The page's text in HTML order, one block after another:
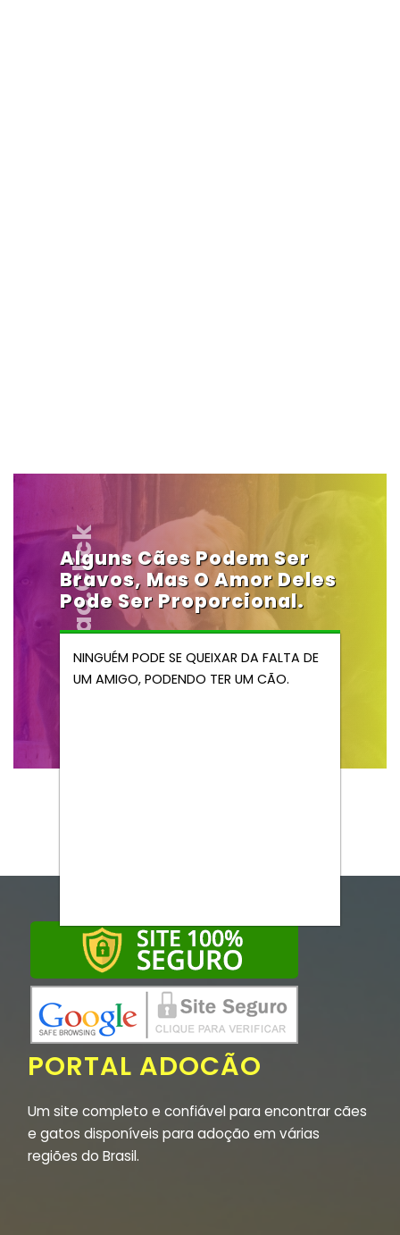
Vendocao.click
Alguns Cães Podem Ser
Bravos, Mas O Amor Deles
Pode Ser Proporcional.
NINGUÉM PODE SE QUEIXAR DA FALTA DE
UM AMIGO, PODENDO TER UM CÃO.
PORTAL ADOCÃO
Um site completo e confiável para encontrar cães
e gatos disponíveis para adoção em várias
regiões do Brasil.